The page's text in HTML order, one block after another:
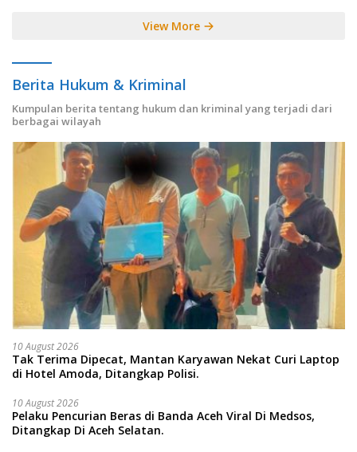
View More
Berita Hukum & Kriminal
Kumpulan berita tentang hukum dan kriminal yang terjadi dari
berbagai wilayah
10 August 2026
Tak Terima Dipecat, Mantan Karyawan Nekat Curi Laptop
di Hotel Amoda, Ditangkap Polisi.
10 August 2026
Pelaku Pencurian Beras di Banda Aceh Viral Di Medsos,
Ditangkap Di Aceh Selatan.